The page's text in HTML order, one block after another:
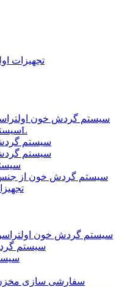
تجهیزات
سیستم گردش خون
سیستم گردش خون 5L
سیستم گردش خون
سیستم گردش خون
سیستم گردش خون از
سیستم گردش خون
سیستم
سفارشی سازی